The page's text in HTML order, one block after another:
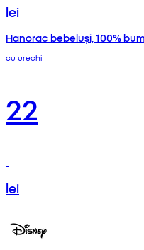
lei
Hanorac bebeluși, 100%
cu urechi
22
lei